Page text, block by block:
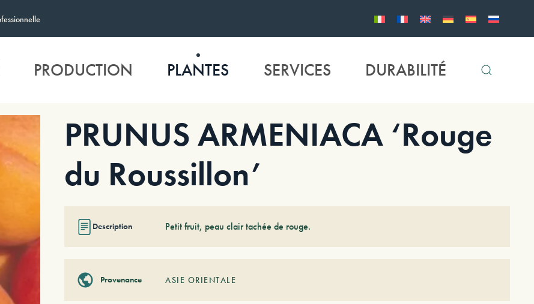
PRODUCTION PLANTES SERVICES DURABILITÉ
PRUNUS ARMENIACA ‘Rouge
du Roussillon’
Description Petit fruit, peau clair tachée de rouge.
Provenance ASIE ORIENTALE